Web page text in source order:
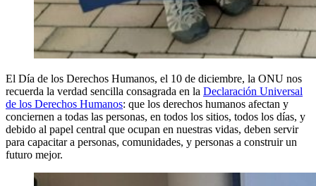
El Día de los Derechos Humanos, el 10 de diciembre, la ONU nos
recuerda la verdad sencilla consagrada en la Declaración Universal
de los Derechos Humanos: que los derechos humanos afectan y
conciernen a todas las personas, en todos los sitios, todos los días, y
debido al papel central que ocupan en nuestras vidas, deben servir
para capacitar a personas, comunidades, y personas a construir un
futuro mejor.